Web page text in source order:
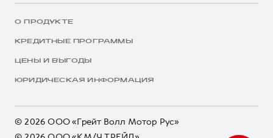
О ПРОДУКТЕ
КРЕДИТНЫЕ ПРОГРАММЫ
ЦЕНЫ И ВЫГОДЫ
ЮРИДИЧЕСКАЯ ИНФОРМАЦИЯ
© 2026 ООО «Грейт Волл Мотор Рус»